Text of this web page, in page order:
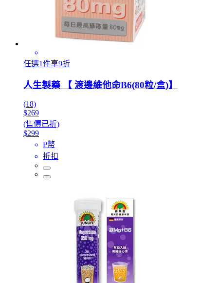
任選1件享9折
人生製藥 【 渡邊維他命B6(80粒/盒)】
(18)
$269
(售價已折)
$299
P幣
折扣